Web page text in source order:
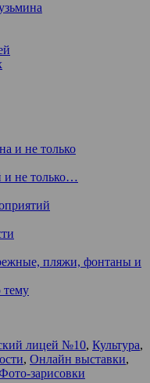
и не только
и не только…
пляжи, фонтаны и
тему
лицей №10, Культура,
, Онлайн выставки,
зарисовки